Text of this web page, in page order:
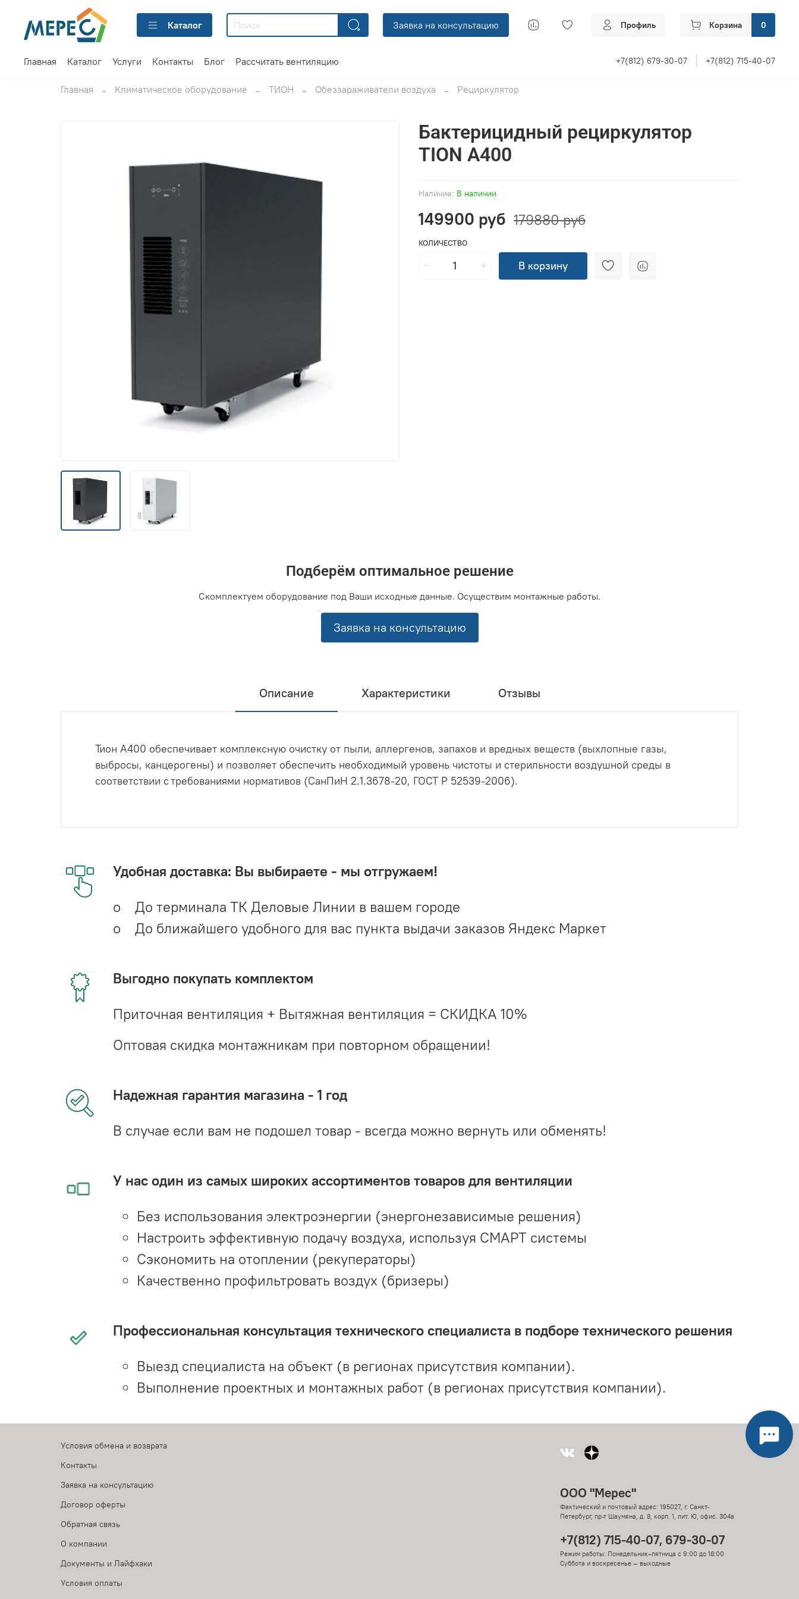
Каталог Заявка на консультацию Профиль Корзина 0
Главная Каталог Услуги Контакты Блог Рассчитать вентиляцию +7(812) 679-30-07 +7(812) 715-40-07
Главная Климатическое оборудование ТИОН Обеззараживатели воздуха Рециркулятор
Наличие: В наличии
Бактерицидный рециркулятор
TION A400
149900 руб 179880 руб
КОЛИЧЕСТВО
В корзину
Подберём оптимальное решение
Скомплектуем оборудование под Ваши исходные данные. Осуществим монтажные работы.
Заявка на консультацию
Описание Характеристики Отзывы
Тион А400 обеспечивает комплексную очистку от пыли, аллергенов, запахов и вредных веществ (выхлопные газы,
выбросы, канцерогены) и позволяет обеспечить необходимый уровень чистоты и стерильности воздушной среды в
соответствии с требованиями нормативов (СанПиН 2.1.3678-20, ГОСТ Р 52539-2006).
Удобная доставка: Вы выбираете - мы отгружаем!
o До терминала ТК Деловые Линии в вашем городе
o До ближайшего удобного для вас пункта выдачи заказов Яндекс Маркет
Выгодно покупать комплектом
Приточная вентиляция + Вытяжная вентиляция = СКИДКА 10%
Оптовая скидка монтажникам при повторном обращении!
Надежная гарантия магазина - 1 год
В случае если вам не подошел товар - всегда можно вернуть или обменять!
У нас один из самых широких ассортиментов товаров для вентиляции
Без использования электроэнергии (энергонезависимые решения)
Настроить эффективную подачу воздуха, используя СМАРТ системы
Сэкономить на отоплении (рекуператоры)
Качественно профильтровать воздух (бризеры)
Профессиональная консультация технического специалиста в подборе технического решения
Выезд специалиста на объект (в регионах присутствия компании).
Выполнение проектных и монтажных работ (в регионах присутствия компании).
Условия обмена и возврата
Контакты
Заявка на консультацию
Договор оферты
Обратная связь
О компании
Документы и Лайфхаки
Условия оплаты
ООО "Мерес"
Фактический и почтовый адрес: 195027, г. Санкт-
Петербург, пр-т Шаумяна, д. 8, корп. 1, лит. Ю, офис. 304а
+7(812) 715-40-07, 679-30-07
Режим работы: Понедельник–пятница с 9:00 до 18:00
Суббота и воскресенье — выходные